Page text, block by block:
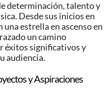
determinación, talento y
Desde sus inicios en
estrella en ascenso en
un camino
éxitos significativos y
audiencia.
y Aspiraciones